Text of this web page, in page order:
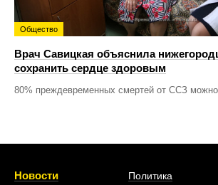
Общество
Врач Савицкая объяснила
сохранить сердце здоровым
80% преждевременных смертей от ССЗ можно
Новости
Политика